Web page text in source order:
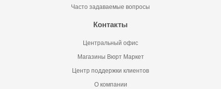
Часто задаваемые вопросы
Контакты
Центральный офис
Магазины Вюрт Маркет
Центр поддержки клиентов
О компании